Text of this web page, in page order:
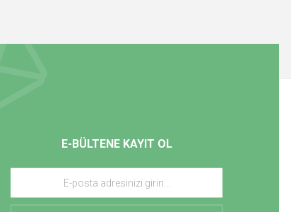
E-BÜLTENE KAYIT OL